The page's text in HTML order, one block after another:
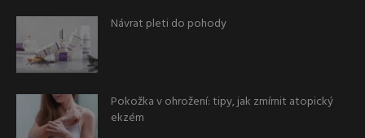
Návrat pleti do pohody
Pokožka v ohrožení: tipy, jak zmírnit atopický
ekzém